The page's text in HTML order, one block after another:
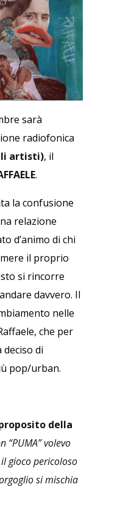
sarà
radiofonica
artisti), il
.
la confusione
relazione
d’animo di chi
il proprio
si rincorre
davvero. Il
nelle
che per
di
pop/urban.
della
“PUMA” volevo
gioco pericoloso
si mischia